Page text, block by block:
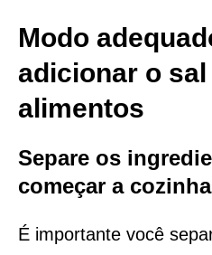
Modo
adicionar o sal
alimentos
Separe os
começar a
É importante você